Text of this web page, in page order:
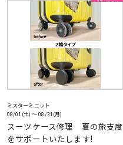
ミスターミニット
08/01(土) 〜 08/31(月)
スーツケース修理 夏の旅支度
をサポートいたします!